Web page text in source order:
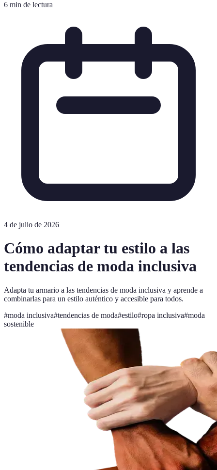
6 min de lectura
4 de julio de 2026
Cómo adaptar tu estilo a las
tendencias de moda inclusiva
Adapta tu armario a las tendencias de moda inclusiva y aprende a
combinarlas para un estilo auténtico y accesible para todos.
#moda inclusiva#tendencias de moda#estilo#ropa inclusiva#moda
sostenible